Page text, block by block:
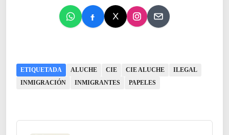
ETIQUETADA ALUCHE CIE CIE ALUCHE
ILEGAL
INMIGRACIÓN
INMIGRANTES PAPELES